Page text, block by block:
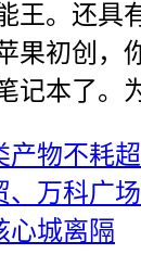
王。还具
果初创，
记本了。
产物不耗
、万科广
心城离隔